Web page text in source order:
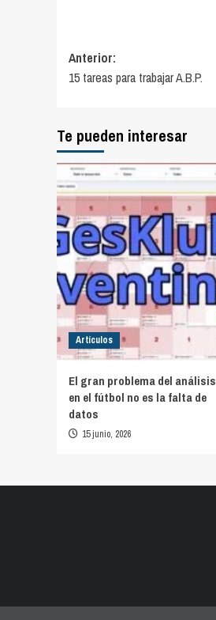
Navegación
de
Anterior:
15 tareas para trabajar A.B.P.
Te pueden interesar
Artículos
El gran problema del análisis
en el fútbol no es la falta de
datos
15 junio, 2026